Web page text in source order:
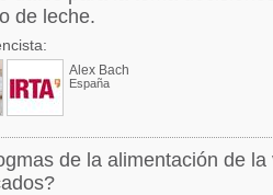
de leche.
Alex Bach
España
de la alimentación de